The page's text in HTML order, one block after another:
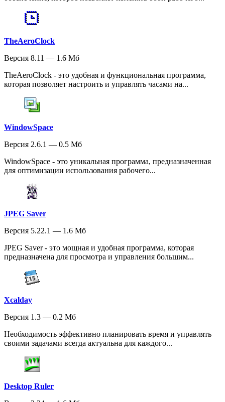
TheAeroClock
Версия 8.11 — 1.6 Мб
TheAeroClock - это удобная и функциональная программа,
которая позволяет настроить и управлять часами на...
WindowSpace
Версия 2.6.1 — 0.5 Мб
WindowSpace - это уникальная программа, предназначенная
для оптимизации использования рабочего...
JPEG Saver
Версия 5.22.1 — 1.6 Мб
JPEG Saver - это мощная и удобная программа, которая
предназначена для просмотра и управления большим...
Xcalday
Версия 1.3 — 0.2 Мб
Необходимость эффективно планировать время и управлять
своими задачами всегда актуальна для каждого...
Desktop Ruler